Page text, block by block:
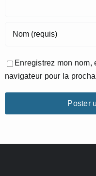
Enregistrez mon nom,
navigateur pour la